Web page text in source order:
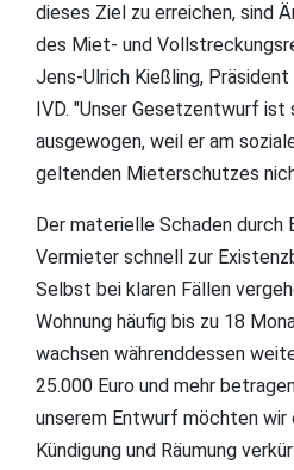
dieses Ziel zu erreichen, sind
des Miet- und
Jens-Ulrich Kießling,
IVD. "Unser Gesetzentwurf ist
ausgewogen, weil er am
geltenden Mieterschutzes
Der materielle Schaden durch
Vermieter schnell zur
Selbst bei klaren Fällen
Wohnung häufig bis zu 18
wachsen währenddessen
25.000 Euro und mehr
unserem Entwurf möchten
Kündigung und Räumung